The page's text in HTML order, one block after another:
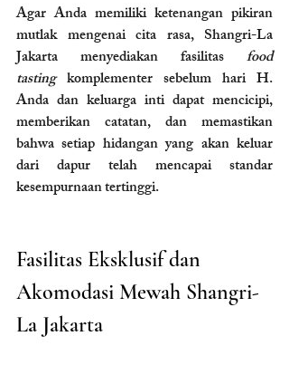
Agar Anda memiliki ketenangan pikiran
mutlak mengenai cita rasa, Shangri-La
Jakarta menyediakan fasilitas food
tasting komplementer sebelum hari H.
Anda dan keluarga inti dapat mencicipi,
memberikan catatan, dan memastikan
bahwa setiap hidangan yang akan keluar
dari dapur telah mencapai standar
kesempurnaan tertinggi.
Fasilitas Eksklusif dan
Akomodasi Mewah Shangri-
La Jakarta